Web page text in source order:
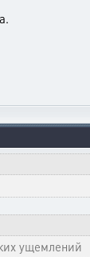
ущемлений